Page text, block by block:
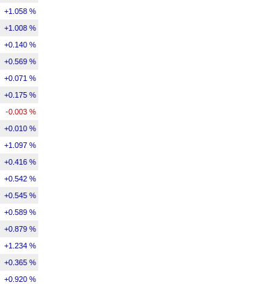
+1.058 %
+1.008 %
+0.140 %
+0.569 %
+0.071 %
+0.175 %
-0.003 %
+0.010 %
+1.097 %
+0.416 %
+0.542 %
+0.545 %
+0.589 %
+0.879 %
+1.234 %
+0.365 %
+0.920 %